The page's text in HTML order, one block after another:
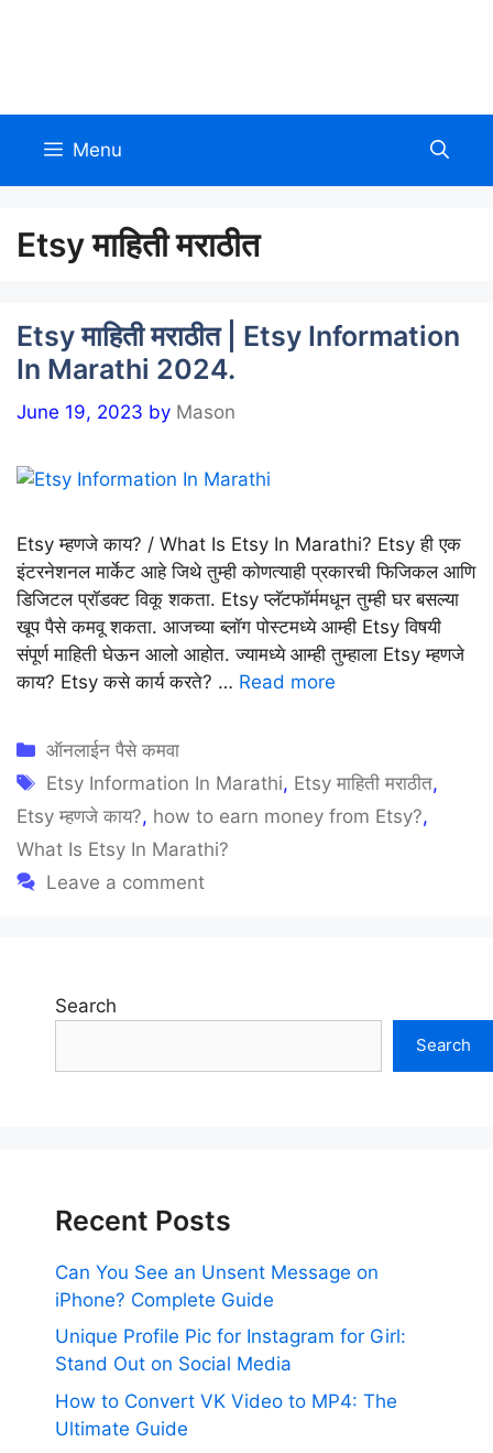
Menu
Etsy माहिती मराठीत
Etsy माहिती मराठीत | Etsy Information
In Marathi 2024.
June 19, 2023 by Mason
Etsy म्हणजे काय? / What Is Etsy In Marathi? Etsy ही एक
इंटरनेशनल मार्केट आहे जिथे तुम्ही कोणत्याही प्रकारची फिजिकल आणि
डिजिटल प्रॉडक्ट विकू शकता. Etsy प्लॅटफॉर्ममधून तुम्ही घर बसल्या
खूप पैसे कमवू शकता. आजच्या ब्लॉग पोस्टमध्ये आम्ही Etsy विषयी
संपूर्ण माहिती घेऊन आलो आहोत. ज्यामध्ये आम्ही तुम्हाला Etsy म्हणजे
काय? Etsy कसे कार्य करते? … Read more
Categories
ऑनलाईन पैसे कमवा
Tags
Etsy Information In Marathi, Etsy माहिती मराठीत,
Etsy म्हणजे काय?, how to earn money from Etsy?,
What Is Etsy In Marathi?
Leave a comment
Search
Search
Recent Posts
Can You See an Unsent Message on
iPhone? Complete Guide
Unique Profile Pic for Instagram for Girl:
Stand Out on Social Media
How to Convert VK Video to MP4: The
Ultimate Guide